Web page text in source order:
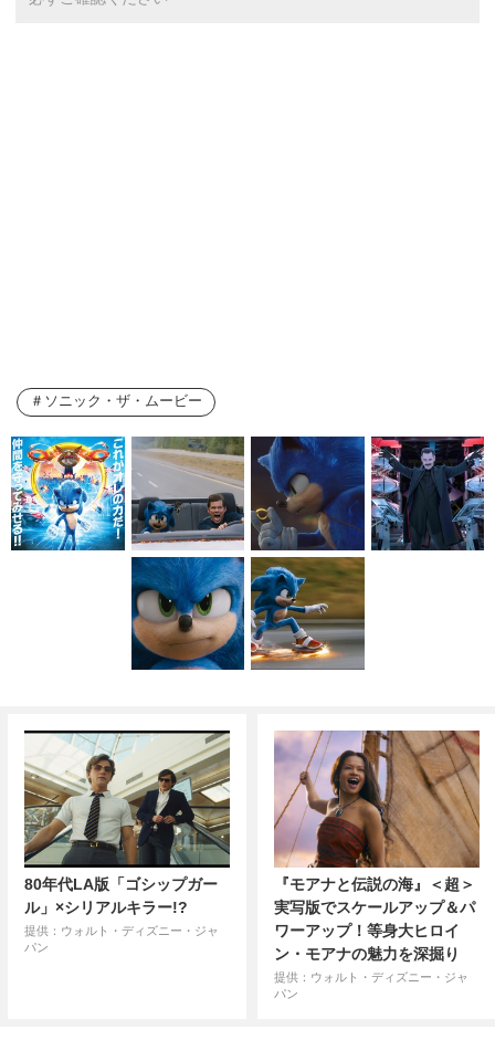
ソニック・ザ・ムービー
80年代LA版「ゴシップガー
ル」×シリアルキラー!?
提供：ウォルト・ディズニー・ジャ
パン
『モアナと伝説の海』＜超＞
実写版でスケールアップ＆パ
ワーアップ！等身大ヒロイ
ン・モアナの魅力を深掘り
提供：ウォルト・ディズニー・ジャ
パン